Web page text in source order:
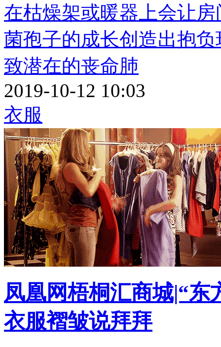
在枯燥架或暖器上会让
菌孢子的成长创造出抱
致潜在的丧命肺
2019-10-12 10:03
衣服
凤凰网梧桐汇商城|“
衣服褶皱说拜拜